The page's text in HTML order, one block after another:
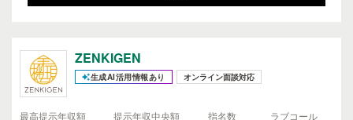
ZENKIGEN
生成AI活用情報あり オンライン面談対応
最高提示年収額 提示年収中央額 指名数 ラブコール